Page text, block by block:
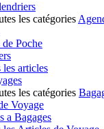
les catégories
Poche
articles
les catégories
Voyage
a Bagages